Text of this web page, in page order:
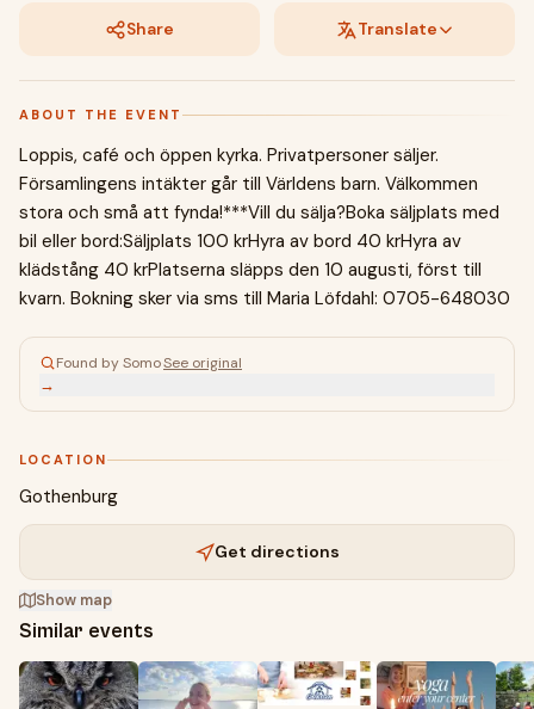
Share Translate
ABOUT THE EVENT
Loppis, café och öppen kyrka. Privatpersoner säljer.
Församlingens intäkter går till Världens barn. Välkommen
stora och små att fynda!***Vill du sälja?Boka säljplats med
bil eller bord:Säljplats 100 krHyra av bord 40 krHyra av
klädstång 40 krPlatserna släpps den 10 augusti, först till
kvarn. Bokning sker via sms till Maria Löfdahl: 0705-648030
Found by SomoSee original
→
LOCATION
Gothenburg
Get directions
Show map
Similar events